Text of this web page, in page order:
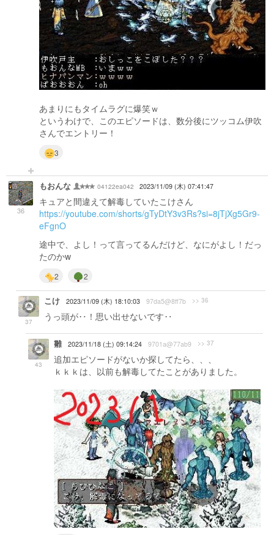
あまりにもタイムラグに爆笑ｗ
というわけで、このエピソードは、数分後にツッコム伊吹
さんでエントリー！
3
36
もおんな 04122ea042 2023/11/09 (木) 07:41:47
キュアと間違えて解毒していたこけさん
https://youtube.com/shorts/gTyDtY3v3Rs?si=8jTjXg5Gr9-
eFgnO
途中で、よし！って言ってるんだけど、なにがよし！だっ
たのかw
2 2
37
こけ 2023/11/09 (木) 18:10:03 97da5@8ff7b >> 36
うっ頭が‥！思い出せないです‥
43
雛 2023/11/18 (土) 09:14:24 9701a@77ab9 >> 37
追加エピソードがないか探してたら、、、
ｋｋｋは、以前も解毒してたことがありました。